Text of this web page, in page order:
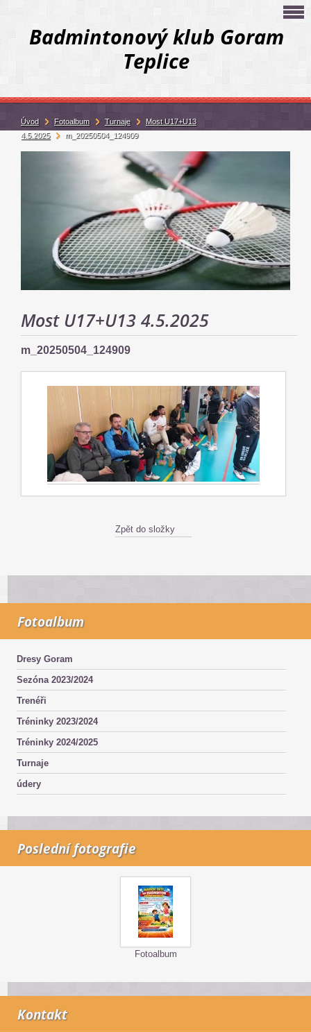
Badmintonový klub Goram
Teplice
Most U17+U13 4.5.2025
m_20250504_124909
Zpět do složky
Fotoalbum
Dresy Goram
Sezóna 2023/2024
Trenéři
Tréninky 2023/2024
Tréninky 2024/2025
Turnaje
údery
Poslední fotografie
Fotoalbum
Kontakt
Úvod Fotoalbum Turnaje
Most U17+U13
4.5.2025
m_20250504_124909